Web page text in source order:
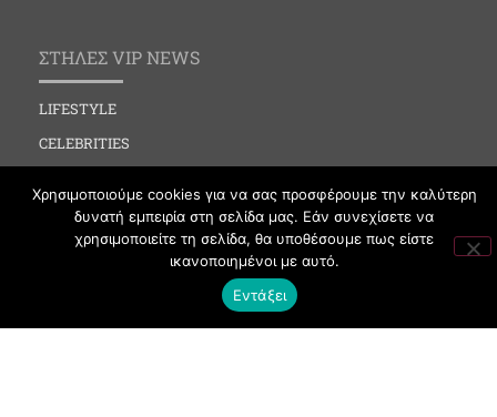
ΣΤΗΛΕΣ VIP NEWS
LIFESTYLE
CELEBRITIES
SOCIAL EVENTS
CLUBBING
Χρησιμοποιούμε cookies για να σας προσφέρουμε την καλύτερη
δυνατή εμπειρία στη σελίδα μας. Εάν συνεχίσετε να
χρησιμοποιείτε τη σελίδα, θα υποθέσουμε πως είστε
ικανοποιημένοι με αυτό.
Εντάξει